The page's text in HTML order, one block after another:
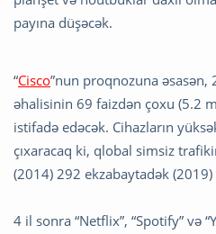
payına düşəcək.
“Cisco”nun proqnozuna
əhalisinin 69 faizdən çoxu (5.2
istifadə edəcək. Cihazların
çıxaracaq ki, qlobal simsiz
(2014) 292 ekzabaytadək (2019)
4 il sonra “Netflix”, “Spotify” və